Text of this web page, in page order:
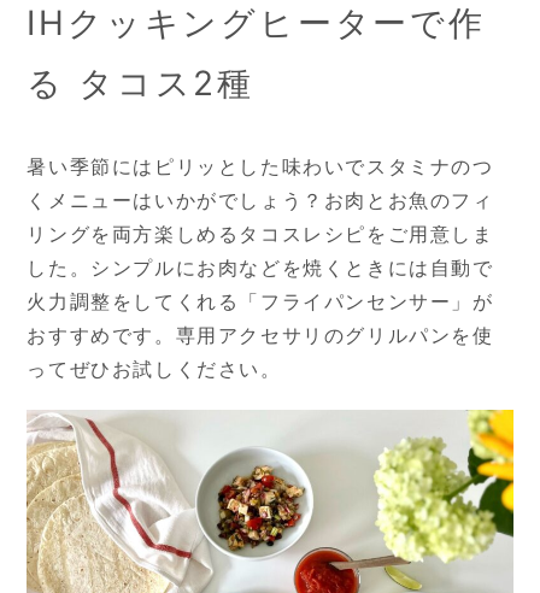
IHクッキングヒーターで作
る タコス2種
暑い季節にはピリッとした味わいでスタミナのつ
くメニューはいかがでしょう？お肉とお魚のフィ
リングを両方楽しめるタコスレシピをご用意しま
した。シンプルにお肉などを焼くときには自動で
火力調整をしてくれる「フライパンセンサー」が
おすすめです。専用アクセサリのグリルパンを使
ってぜひお試しください。